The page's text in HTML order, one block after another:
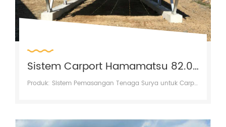
Sistem Carport Hamamatsu 82.08KW
Produk: Sistem Pemasangan Tenaga Surya untuk Carport FOEN Wilayah: hamamatsu | Jepang Kapasitas: 82,08 KW